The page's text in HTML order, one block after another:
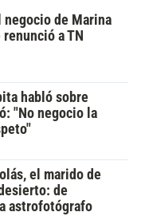
de Marina
a TN
habló sobre
"No negocio la
el marido de
de
astrofotógrafo